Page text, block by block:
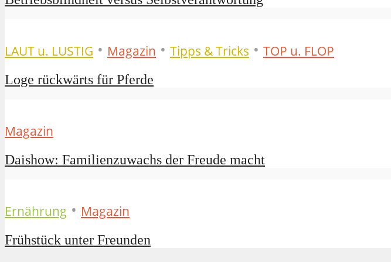
LAUT u. LUSTIG • Magazin • Tipps & Tricks • TOP u. FLOP
Loge rückwärts für Pferde
Magazin
Daishow: Familienzuwachs der Freude macht
Ernährung • Magazin
Frühstück unter Freunden